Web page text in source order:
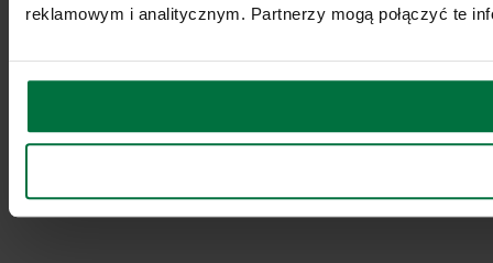
reklamowym i analitycznym. Partnerzy mogą połączyć te